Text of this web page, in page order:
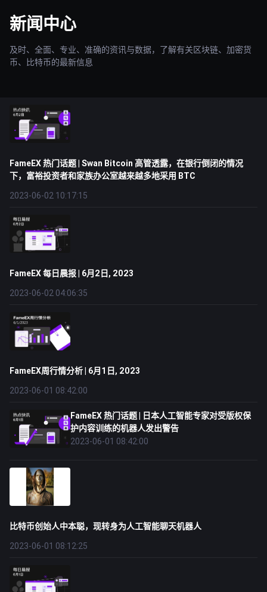
新闻中心
及时、全面、专业、准确的资讯与数据，了解有关区块链、加密货
币、比特币的最新信息
FameEX 热门话题 | Swan Bitcoin 高管透露，在银行倒闭的情况
下，富裕投资者和家族办公室越来越多地采用 BTC
2023-06-02 10:17:15
FameEX 每日晨报 | 6月2日, 2023
2023-06-02 04:06:35
FameEX周行情分析 | 6月1日, 2023
2023-06-01 08:42:00
FameEX 热门话题 | 日本人工智能专家对受版权保
护内容训练的机器人发出警告
2023-06-01 08:42:00
比特币创始人中本聪，现转身为人工智能聊天机器人
2023-06-01 08:12:25